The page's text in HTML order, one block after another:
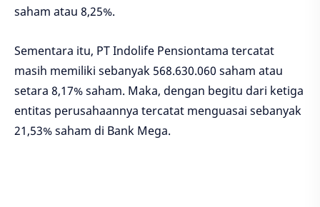
saham atau 8,25%.
Sementara itu, PT Indolife Pensiontama tercatat
masih memiliki sebanyak 568.630.060 saham atau
setara 8,17% saham. Maka, dengan begitu dari ketiga
entitas perusahaannya tercatat menguasai sebanyak
21,53% saham di Bank Mega.